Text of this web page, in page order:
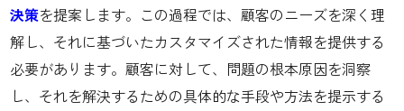
決策を提案します。この過程では、顧客のニーズを深く理
解し、それに基づいたカスタマイズされた情報を提供する
必要があります。顧客に対して、問題の根本原因を洞察
し、それを解決するための具体的な手段や方法を提示する